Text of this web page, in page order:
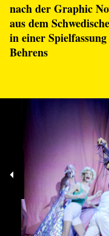
nach der Graphic
aus dem
in einer
Behrens